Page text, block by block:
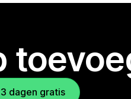
dagen gratis